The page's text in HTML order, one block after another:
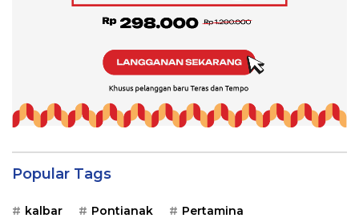
Popular Tags
kalbar Pontianak Pertamina